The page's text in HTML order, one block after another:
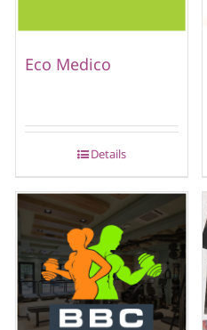
Eco Medico
Details